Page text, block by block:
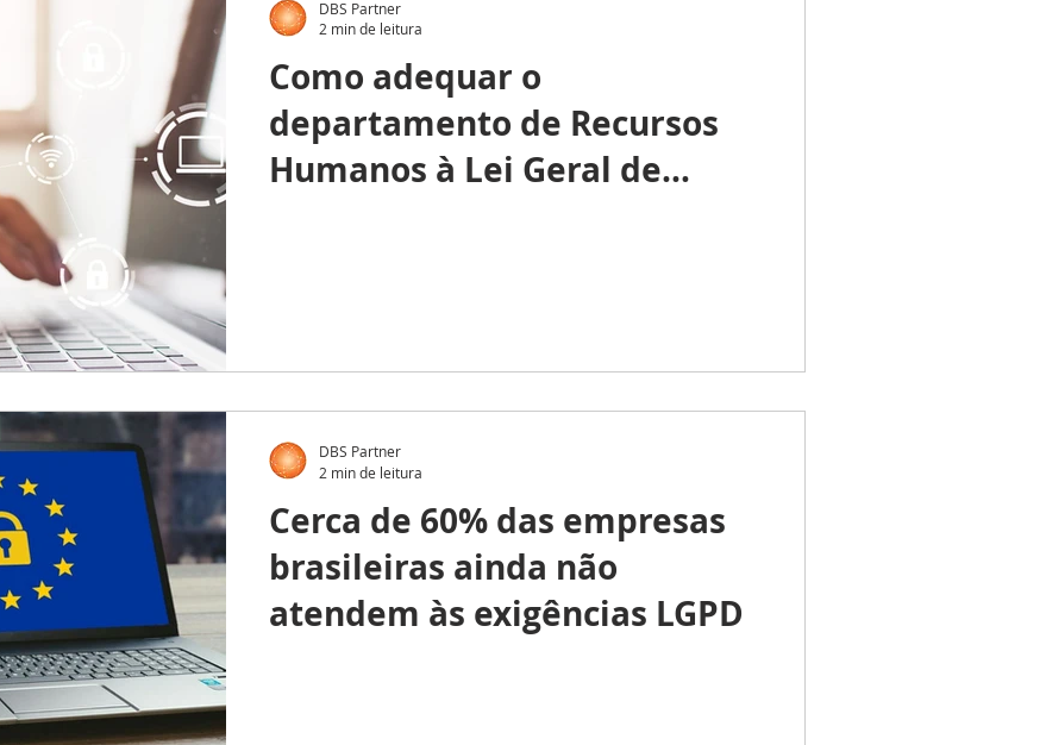
Como adequar o
departamento de Recursos
Humanos à Lei Geral de
DBS Partner
2 min de leitura
Cerca de 60% das empresas
brasileiras ainda não
atendem às exigências LGPD
DBS Partner
2 min de leitura